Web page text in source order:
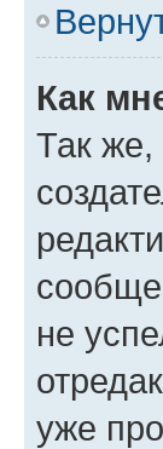
Как
Так же,
не
уже